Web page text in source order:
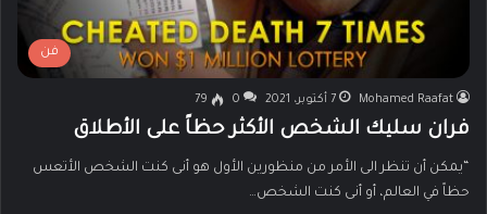
فن
Mohamed Raafat 7 أكتوبر، 2021 0
79
فران سليك الشخص الأكثر حظاً على الأطلاق
“يمكن أن تنظر الى الأمر من منظورين الأول هو أنى كنت الشخص الأتعس
حظاً في العالم، أو أنى كنت الشخص…